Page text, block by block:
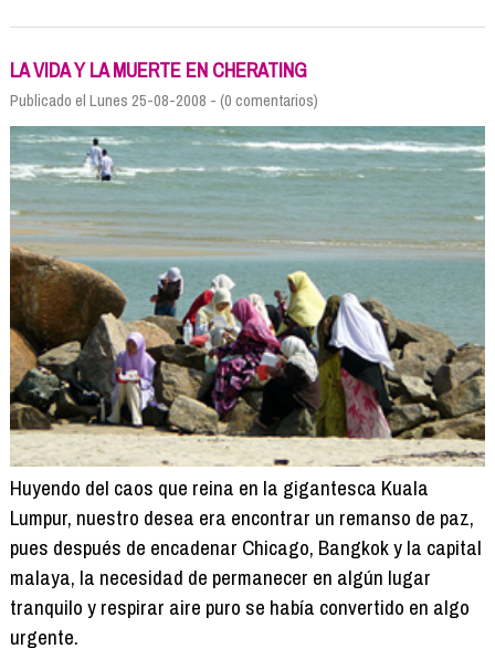
LA VIDA Y LA MUERTE EN CHERATING
Publicado el Lunes 25-08-2008 - (0 comentarios)
Huyendo del caos que reina en la gigantesca Kuala
Lumpur, nuestro desea era encontrar un remanso de paz,
pues después de encadenar Chicago, Bangkok y la capital
malaya, la necesidad de permanecer en algún lugar
tranquilo y respirar aire puro se había convertido en algo
urgente.